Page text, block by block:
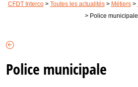
CFDT Interco> Toutes les actualités> Métiers>
> Police municipale
Police municipale